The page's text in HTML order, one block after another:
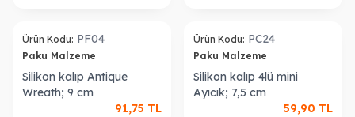
Ürün Kodu: PF04
Paku Malzeme
Silikon kalıp Antique
Wreath; 9 cm
91,75 TL
Ürün Kodu: PC24
Paku Malzeme
Silikon kalıp 4lü mini
Ayıcık; 7,5 cm
59,90 TL